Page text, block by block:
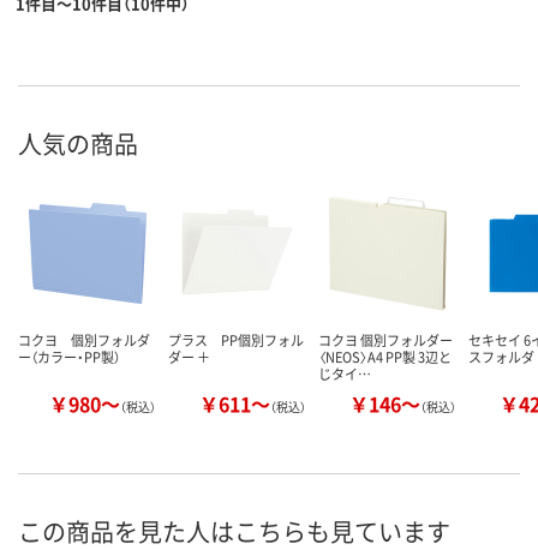
人気の商品
コクヨ 個別フォルダ
ー（カラー・PP製）
￥980～（税込）
プラス PP個別フォル
ダー ＋
￥611～（税込）
コクヨ 個別フォルダー
〈NEOS〉A4 PP製 3辺と
じタイ…
￥146～（税込）
セキセイ 6
スフォル
￥
この商品を見た人はこちらも見ています